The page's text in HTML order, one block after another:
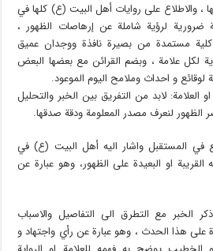
، والاطلاع على روايات أهل البيت (ع) كلها في
لرؤية شاملة عن إرهاصات الظهور ،
مستمدة من بصيرة نافذة ووجدان عميق
لكل علامة ، وبضم القرائن مع بعضها البعض
لوقائع و احداث وملامح اليوم الموعود.
لابد من التفريق بين الخبر والتحليل
الظهور لنعرف مصدر المعلومة ودقة صدقها.
المستقبل واشار اليه أهل البيت (ع) في
القريبة او البعيدة على الظهور، وهو عبارة عن
مع التطرق الى التفاصيل والاسباب
على هذا الحدث ، وهو عبارة عن رأي واجتهاد و